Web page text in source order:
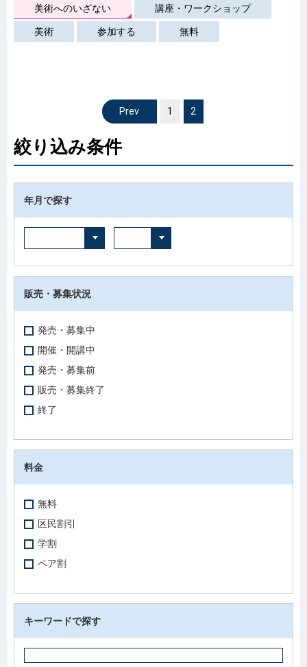
美術へのいざない 講座・ワークショップ
美術 参加する 無料
前へ
1 2
絞り込み条件
年月で探す
販売・募集状況
発売・募集中
開催・開講中
発売・募集前
販売・募集終了
終了
料金
無料
区民割引
学割
ペア割
キーワードで探す